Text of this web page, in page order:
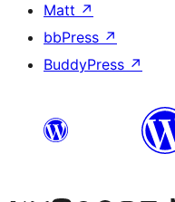
Matt ↗
bbPress ↗
BuddyPress ↗